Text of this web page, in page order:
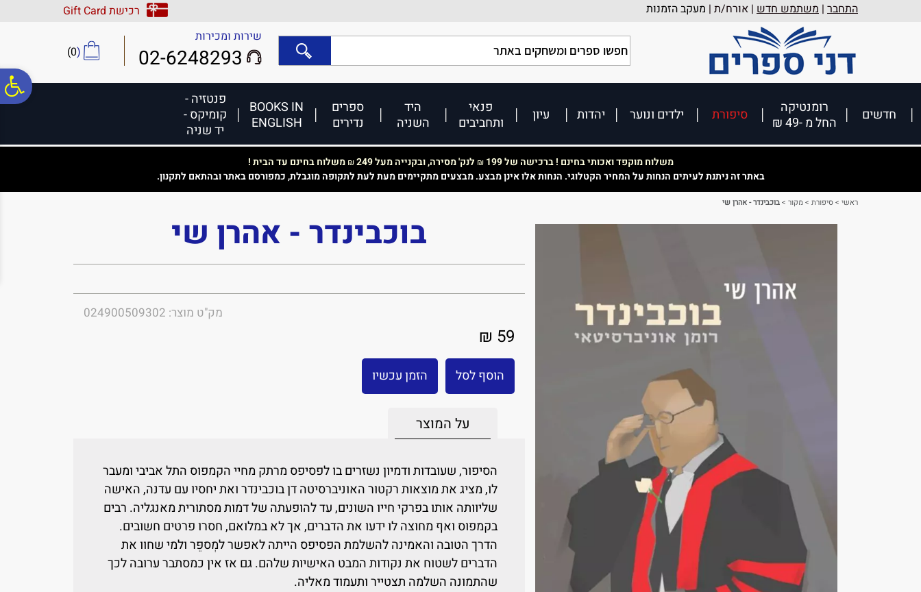
נגישות
אתר
המרכזי
התחבר | משתמש חדש | אורח/ת | מעקב הזמנות
רכישת Gift Card
שירות ומכירות
02-6248293
(
0
)
חדשים
רומנטיקה
החל מ -49 ₪
סיפורת ילדים ונוער יהדות עיון
פנאי
ותחביבים
היד
השניה
ספרים
נדירים
BOOKS IN
ENGLISH
פנטזיה -
קומיקס -
יד שניה
משלוח מוקפד ואכותי בחינם ! ברכישה של 199 ₪ לנק' מסירה, ובקנייה מעל 249 ₪משלוח בחינם עד הבית !
באתר זה ניתנת לעיתים הנחות על המחיר הקטלוגי. הנחות אלו אינן מבצע. מבצעים מתקיימים מעת לעת לתקופה מוגבלת, כמפורסם באתר ובהתאם לתקנון.
ראשי >סיפורת >מקור >בוכבינדר - אהרן שי
בוכבינדר - אהרן שי
מק"ט מוצר: 024900509302
59 ₪
הוסף לסל הזמן עכשיו
על המוצר
הסיפור, שעובדות ודמיון נשזרים בו לפסיפס מרתק מחיי הקמפוס התל אביבי ומעבר
לו, מציג את מוצאות רקטור האוניברסיטה דן בוכבינדר ואת יחסיו עם עדנה, האישה
שליוותה אותו בפרקי חייו השונים, עד להופעתה של דמות מסתורית מאנגליה. רבים
בקמפוס ואף מחוצה לו ידעו את הדברים, אך לא במלואם, חסרו פרטים חשובים.
הדרך הטובה והאמינה להשלמת הפסיפס הייתה לאפשר למְספֵּר ולמי שחוו את
הדברים לשטוח את נקודות המבט האישיות שלהם. גם אז אין כמסתבר ערובה לכך
שהתמונה השלמה תצטייר ותעמוד מאליה.